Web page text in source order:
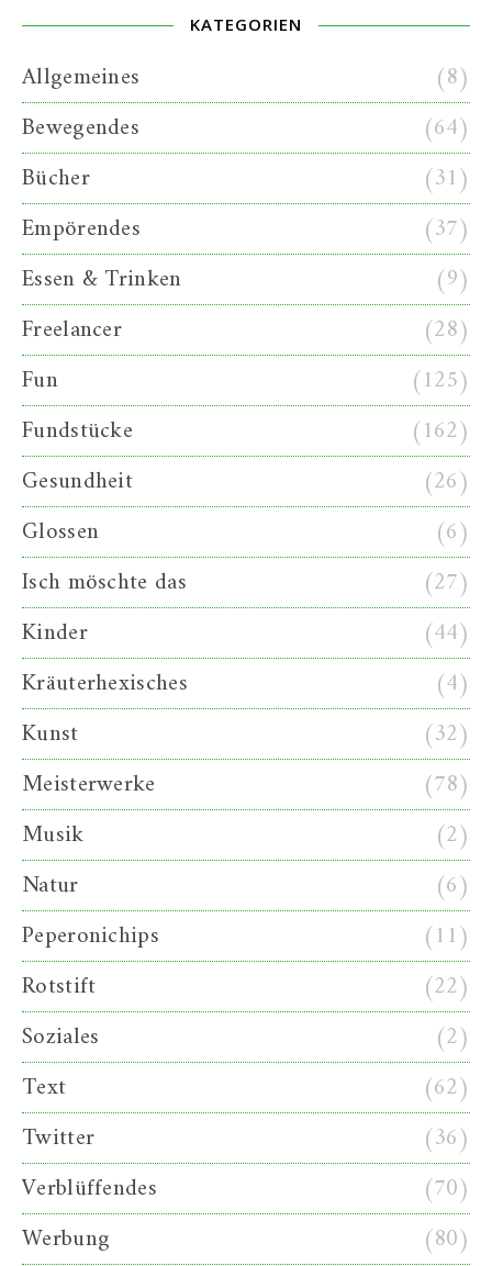
KATEGORIEN
Allgemeines
(8)
Bewegendes
(64)
Bücher
(31)
Empörendes
(37)
Essen & Trinken
(9)
Freelancer
(28)
Fun
(125)
Fundstücke
(162)
Gesundheit
(26)
Glossen
(6)
Isch möschte das
(27)
Kinder
(44)
Kräuterhexisches
(4)
Kunst
(32)
Meisterwerke
(78)
Musik
(2)
Natur
(6)
Peperonichips
(11)
Rotstift
(22)
Soziales
(2)
Text
(62)
Twitter
(36)
Verblüffendes
(70)
Werbung
(80)